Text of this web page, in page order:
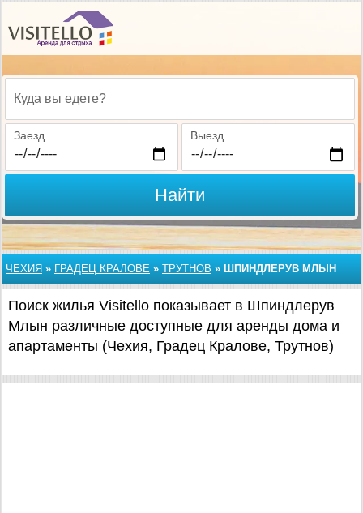
Куда вы едете?
Заезд Выезд
Найти
ЧЕХИЯ » ГРАДЕЦ КРАЛОВЕ » ТРУТНОВ » ШПИНДЛЕРУВ МЛЫН
Поиск жилья Visitello показывает в Шпиндлерув
Млын различные доступные для аренды дома и
апартаменты (Чехия, Градец Кралове, Трутнов)